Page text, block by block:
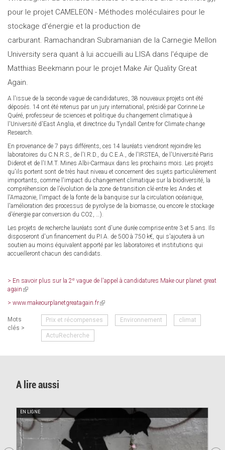
pour le projet CAMELEON - Méthodes moléculaires pour le
stockage d'énergie et la production de
carburant. Ramachandran Subramanian de la Carnegie Mellon
University sera quant à lui accueilli au LISA dans l'équipe de
Matthias Beekmann pour le projet Make Air Quality Great
Again.
A l'issue de la seconde vague de candidatures, 38 nouveaux projets ont été
déposés. 14 ont été retenus par un jury international, présidé par Corinne Le
Quéré, professeur de sciences et politique du changement climatique à
l'Université d'East Anglia, et directrice du Tyndall Centre for Climate change
Research.
En provenance de 7 pays différents, ces 14 lauréats viendront rejoindre les
laboratoires du C.N.R.S., de l'I.R.D., du C.E.A., de l'IRSTEA, de l'Université Paris
Diderot et de l'I.M.T. Mines Albi-Carmaux dans les prochains mois. Les projets
qu'ils portent sont de très haut niveau et concernent des sujets particulièrement
importants, comme l'impact du changement climatique sur la biodiversité, la
compréhension de l'évolution de la zone de transition clé entre les Andes et
l'Amazonie, l'impact de la fonte de la banquise sur la circulation océanique,
l'amélioration des processus de pyrolyse de la biomasse, ou encore le stockage
d'énergie par conversion du CO2, …).
Les projets de recherche lauréats sont d'une durée comprise entre 3 et 5 ans. Ils
disposeront d'un financement du P.I.A. de 500 à 750 k€, qui s'ajoutera à un
soutien au moins équivalent apporté par les laboratoires et institutions qui
accueilleront chacun des candidats.
> En savoir plus sur la 2e vague de l'appel à candidatures Make our planet great
again (link
external)
> www.makeourplanetgreatagain.fr(link
external)
Mots
clés >
Prix et récompenses Environnement climat
ActuRecherche
A lire aussi
EN LIGNE